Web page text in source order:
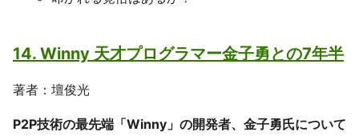
14. Winny 天才プログラマー金子勇との7年半
著者：壇俊光
P2P技術の最先端「Winny」の開発者、金子勇氏について